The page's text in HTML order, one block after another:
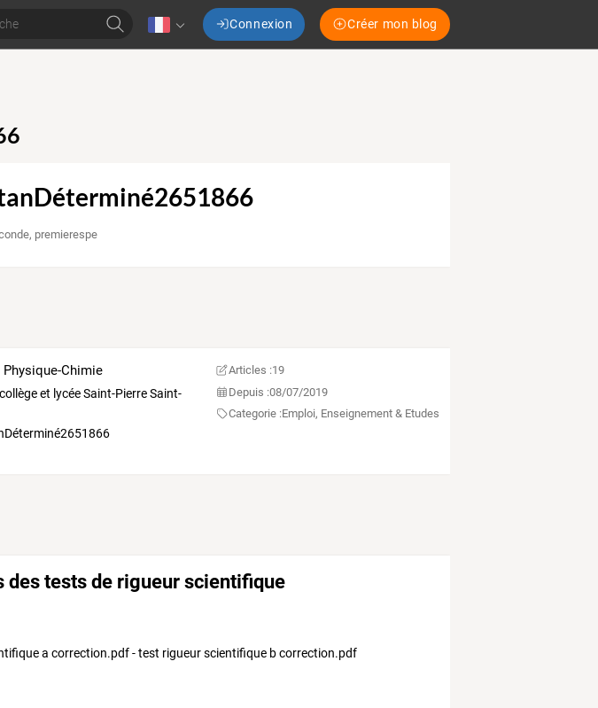
Connexion Créer mon blog
, premierespe
Chimie
et lycée Saint-Pierre Saint-
Articles :19
Depuis :08/07/2019
Categorie :Emploi, Enseignement & Etudes
des tests de rigueur scientifique
a correction.pdf - test rigueur scientifique b correction.pdf